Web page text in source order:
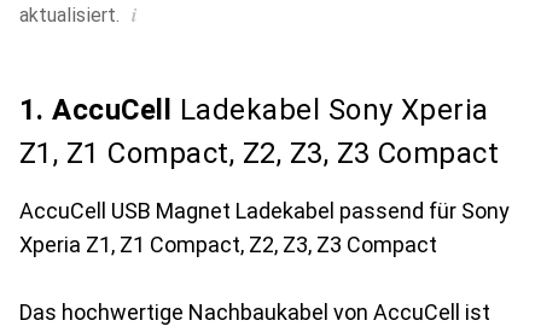
aktualisiert. i
1. AccuCell
Ladekabel Sony Xperia
Z1, Z1 Compact, Z2, Z3, Z3 Compact
AccuCell USB Magnet Ladekabel passend für Sony
Xperia Z1, Z1 Compact, Z2, Z3, Z3 Compact
Das hochwertige Nachbaukabel von AccuCell ist